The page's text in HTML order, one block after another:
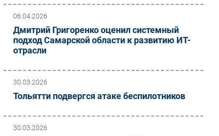
06.04.2026
Дмитрий Григоренко оценил системный
подход Самарской области к развитию ИТ-
отрасли
30.03.2026
Тольятти подвергся атаке беспилотников
30.03.2026